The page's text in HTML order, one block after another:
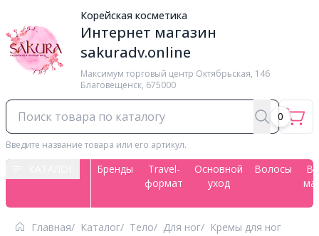
Корейская косметика
Интернет магазин
sakuradv.online
Максимум торговый центр ​Октябрьская, 146
Благовещенск, 675000
Введите название товара или его артикул.
0
Бренды
Travel-
формат
Основной
уход
Волосы
Главная Каталог Тело Для ног Кремы для ног